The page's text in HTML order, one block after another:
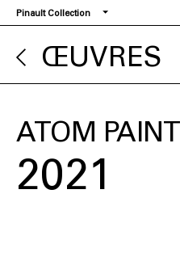
Aller
au
contenu
principal
Pinault Collection
ŒUVRES
ATOM
2021